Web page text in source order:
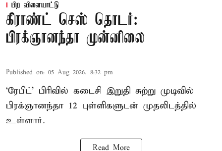
பிற விளையாட்டு
கிராண்ட் செஸ் தொடர்:
பிரக்ஞானந்தா முன்னிலை
Published on: 05 Aug 2026, 8:32 pm
‘ரேபிட்’ பிரிவில் கடைசி இறுதி சுற்று முடிவில்
பிரக்ஞானந்தா 12 புள்ளிகளுடன் முதலிடத்தில்
உள்ளார்.
Read More